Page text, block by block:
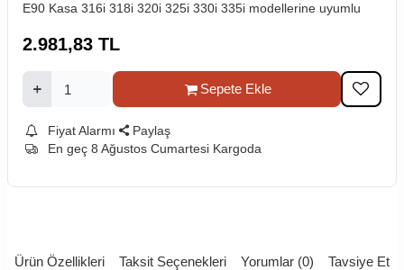
E90 Kasa 316i 318i 320i 325i 330i 335i modellerine uyumlu
2.981,83 TL
Sepete Ekle
Fiyat Alarmı
Paylaş
En geç 8 Ağustos Cumartesi Kargoda
Ürün Özellikleri Taksit Seçenekleri Yorumlar (0) Tavsiye Et